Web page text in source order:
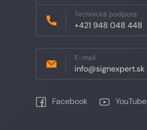
Technická podpora
+421 948 048 448
E-mail
info@signexpert.sk
Facebook YouTube